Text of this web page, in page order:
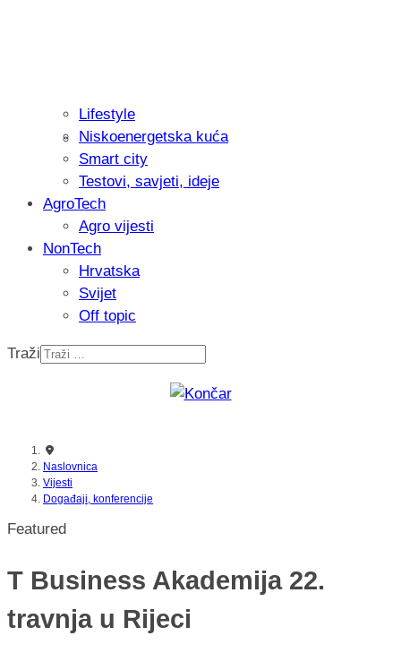
Recenzija: Philips All-in-One Trimmer
muškarcu
Isprobali smo: Thermostar
Lifestyle
Niskoenergetska kuća
Smart city
Testovi, savjeti, ideje
AgroTech
Agro vijesti
NonTech
Hrvatska
Svijet
Off topic
Traži
Naslovnica
Vijesti
Događaji, konferencije
Featured
T Business Akademija 22.
travnja u Rijeci